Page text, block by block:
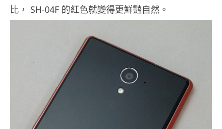
比， SH-04F 的紅色就變得更鮮豔自然。